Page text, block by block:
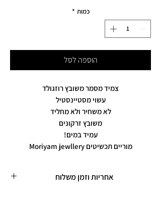
כמות *
הוספה לסל
צמיד מסמר משובץ רוזגולד
עשוי מסטיינסטיל
לא משחיר ולא מחליד
משובץ זרקונים
עמיד במים!
מוריים תכשיטים Moriyam jewllery
אחריות וזמן משלוח